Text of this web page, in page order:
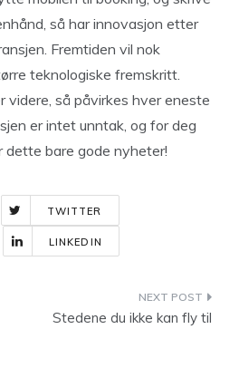
så har innovasjon etter
Fremtiden vil nok
teknologiske fremskritt.
videre, så påvirkes hver eneste
er intet unntak, og for deg
dette bare gode nyheter!
TWITTER
LINKEDIN
Stedene du ikke kan fly til